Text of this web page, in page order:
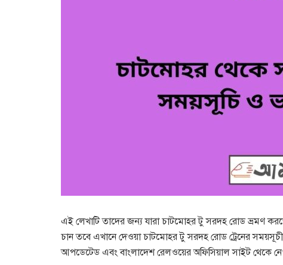
এই লেখাটি তাদের জন্য যারা চাটমোহর টু সরদহ রোড ভ্রমণ
চান তবে এখানে দেওয়া চাটমোহর টু সরদহ রোড ট্রেনের
আপডেটেড এবং বাংলাদেশ রেলওয়ের অফিসিয়াল সাইট থেকে